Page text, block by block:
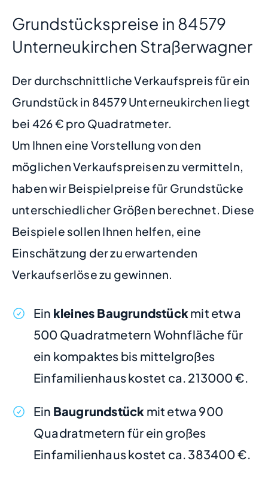
Grundstückspreise in 84579
Unterneukirchen Straßerwagner
Der durchschnittliche Verkaufspreis für ein
Grundstück in 84579 Unterneukirchen liegt
bei 426 € pro Quadratmeter.
Um Ihnen eine Vorstellung von den
möglichen Verkaufspreisen zu vermitteln,
haben wir Beispielpreise für Grundstücke
unterschiedlicher Größen berechnet. Diese
Beispiele sollen Ihnen helfen, eine
Einschätzung der zu erwartenden
Verkaufserlöse zu gewinnen.
Ein kleines Baugrundstückmit etwa
500 Quadratmetern Wohnfläche für
ein kompaktes bis mittelgroßes
Einfamilienhaus kostet ca. 213000 €.
Ein Baugrundstück mit etwa 900
Quadratmetern für ein großes
Einfamilienhaus kostet ca. 383400 €.